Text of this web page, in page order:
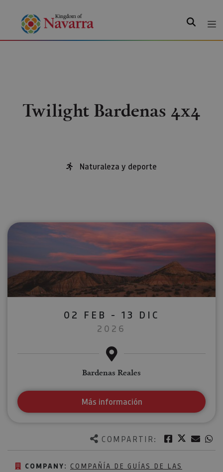
Search
Twilight Bardenas 4x4
Naturaleza y deporte
COMPARTIR: Facebook
Twitter
COMPANY: COMPAÑÍA DE GUÍAS DE LAS
02 FEB - 13 DIC
2026
Bardenas Reales
Más información